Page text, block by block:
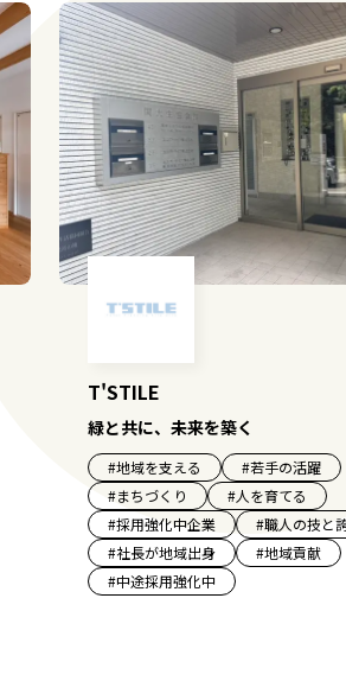
T'STILE
緑と共に、未来を築く
#地域を支える #若手の活躍
#まちづくり #人を育てる
#採用強化中企業 #職人の技と
#社長が地域出身 #地域貢献
#中途採用強化中